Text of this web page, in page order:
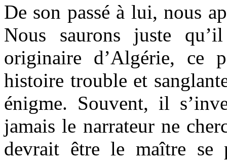
De son passé à lui, nous
Nous saurons juste
originaire d’Algérie, ce
histoire trouble et
énigme. Souvent, il
jamais le narrateur ne
devrait être le maître se